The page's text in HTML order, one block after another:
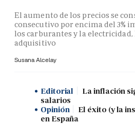
El aumento de los precios se
consecutivo por encima del 3%
los carburantes y la electricidad,
adquisitivo
Susana Alcelay
Editorial
La inflación
salarios
Opinión
El éxito (y la
en España